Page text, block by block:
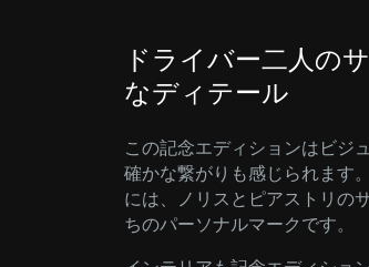
ドライバー二人の
なディテール
この記念エディションはビジ
確かな繋がりも感じられます
には、ノリスとピアストリの
ちのパーソナルマークです。